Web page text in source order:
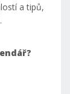
a tipů,